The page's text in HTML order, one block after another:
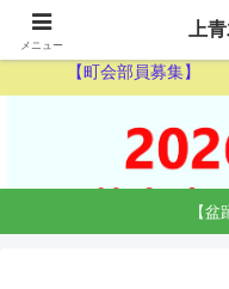
【ゴミ収集カレンダー】
【町会部員募集】
【
メニュー
上